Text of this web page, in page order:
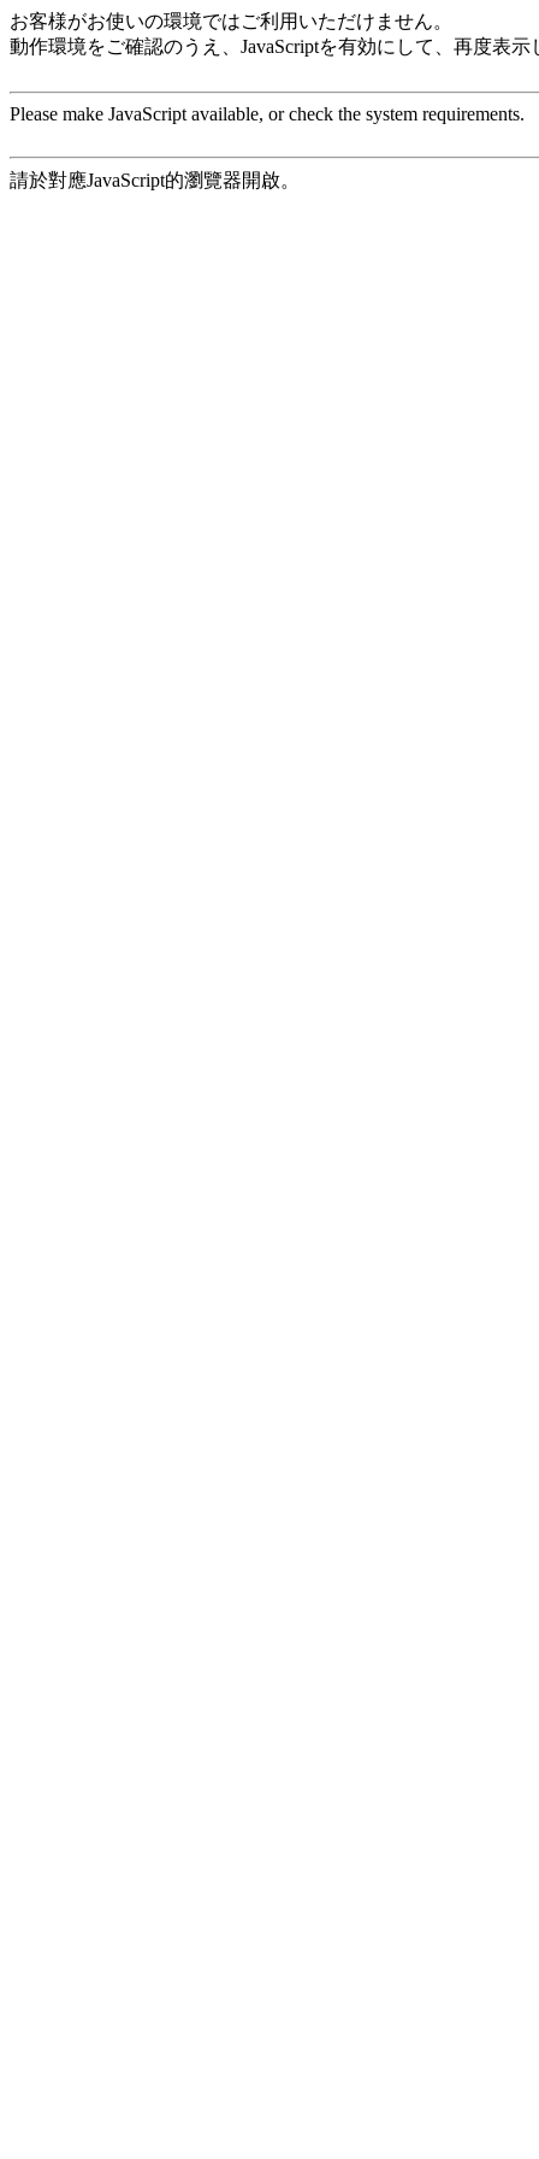
お客様がお使いの環境ではご利用いただけません。
動作環境をご確認のうえ、JavaScriptを有効にして、再度表
Please make JavaScript available, or check the system requirements.
請於對應JavaScript的瀏覽器開啟。